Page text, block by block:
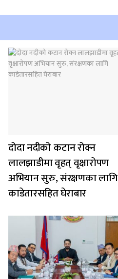
दोदा नदीको कटान रोक्न
लालझाडीमा वृहत् वृक्षारोपण
अभियान सुरु, संरक्षणका लागि
काडेतारसहित घेराबार